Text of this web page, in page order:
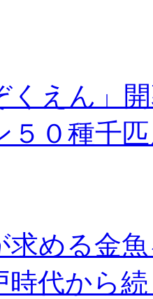
くえん」
５０種千
求める金
代から